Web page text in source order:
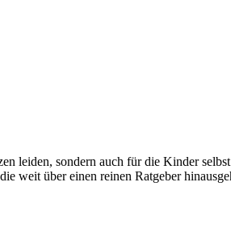
leiden, sondern auch für die Kinder
weit über einen reinen Ratgeber